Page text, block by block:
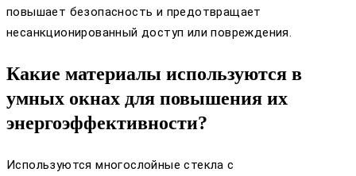
повышает безопасность и предотвращает
несанкционированный доступ или повреждения.
Какие материалы используются в
умных окнах для повышения их
энергоэффективности?
Используются многослойные стекла с